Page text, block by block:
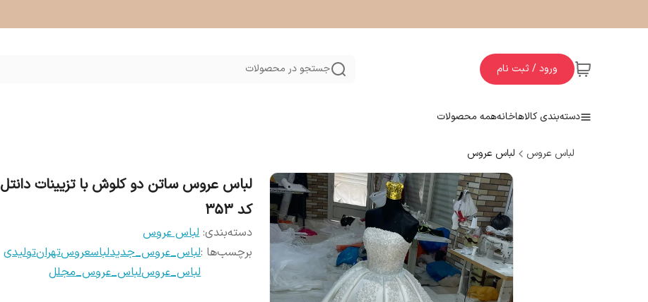
ورود / ثبت نام جستجو در محصولات
دسته‌بندی کالاهاخانههمه محصولات
لباس عروس لباس عروس
لباس عروس ساتن دو کلوش با تزیینات دانتل
کد ۳۵۳
دسته‌بندی:لباس عروس
برچسب‌ها :لباس_عروس_جدیدلباسعروستهرانتولیدی
لباس_عروسلباس_عروس_مجلل